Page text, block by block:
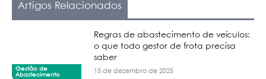
Artigos Relacionados
Gestão de
Abastecimento
Regras de abastecimento de veículos:
o que todo gestor de frota precisa
saber
15 de dezembro de 2025